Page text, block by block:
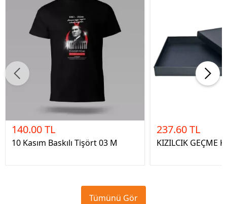
140.00 TL
10 Kasım Baskılı Tişört 03 M
237.60 TL
KIZILCIK GEÇME
Tümünü Gör